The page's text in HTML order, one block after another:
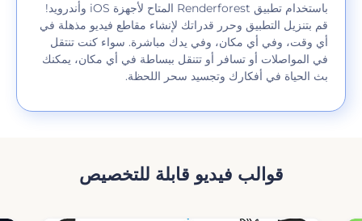
باستخدام تطبيق Renderforest المتاح لأجهزة iOS وأندرويد!
قم بتنزيل التطبيق وحرر قدراتك لإنشاء مقاطع فيديو مذهلة في
أي وقت، وفي أي مكان، وفي يدك مباشرة. سواء كنت تنتقل
في المواصلات أو تسافر أو تتنقل ببساطة في أي مكان، يمكنك
بث الحياة في أفكارك وتجسيد سحر اللحظة.
قوالب فيديو قابلة للتخصيص